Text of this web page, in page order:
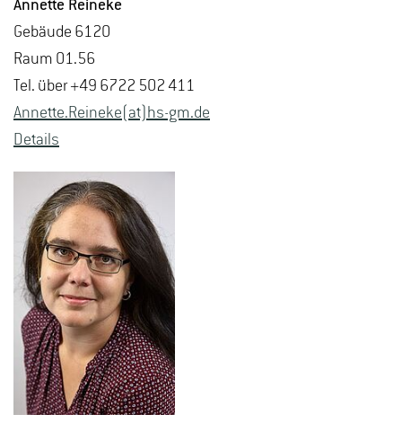
An­net­te Rei­ne­ke
Ge­bäu­de 6120
Raum 01.56
Tel. über +49 6722 502 411
An­net­te.Rei­ne­ke(at)hs-​gm.​de
De­tails